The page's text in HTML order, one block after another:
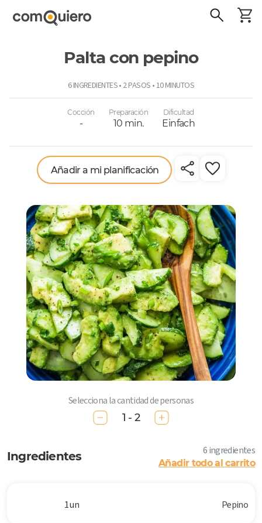
Palta con pepino
6 INGREDIENTES • 2 PASOS • 10 MINUTOS
Cocción
-
Preparación
10 min.
Dificultad
Einfach
Añadir a mi planificación
Selecciona la cantidad de personas
1 - 2
Ingredientes 6 ingredientes
Añadir todo al carrito
1 un Pepino